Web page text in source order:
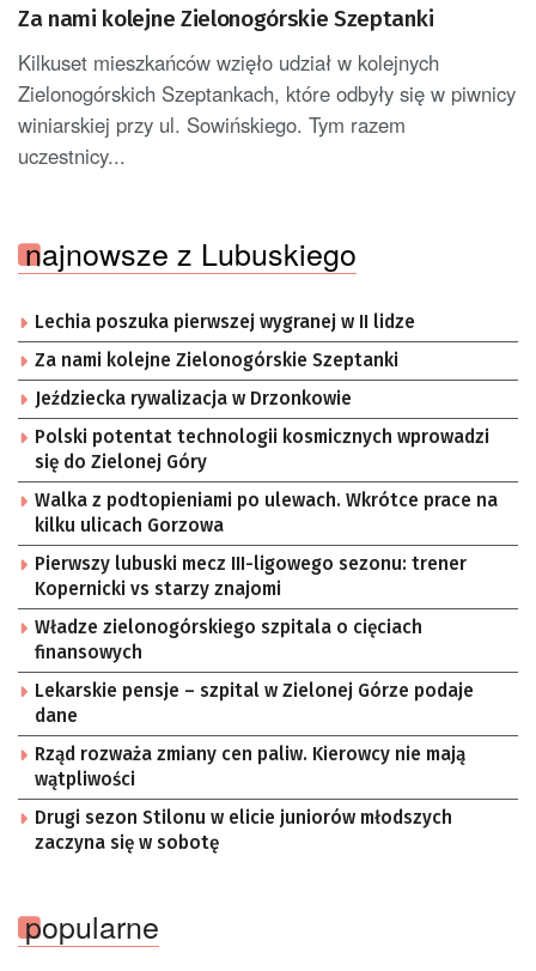
Za nami kolejne Zielonogórskie Szeptanki
Kilkuset mieszkańców wzięło udział w kolejnych
Zielonogórskich Szeptankach, które odbyły się w piwnicy
winiarskiej przy ul. Sowińskiego. Tym razem
uczestnicy...
najnowsze z Lubuskiego
Lechia poszuka pierwszej wygranej w II lidze
Za nami kolejne Zielonogórskie Szeptanki
Jeździecka rywalizacja w Drzonkowie
Polski potentat technologii kosmicznych wprowadzi
się do Zielonej Góry
Walka z podtopieniami po ulewach. Wkrótce prace na
kilku ulicach Gorzowa
Pierwszy lubuski mecz III-ligowego sezonu: trener
Kopernicki vs starzy znajomi
Władze zielonogórskiego szpitala o cięciach
finansowych
Lekarskie pensje – szpital w Zielonej Górze podaje
dane
Rząd rozważa zmiany cen paliw. Kierowcy nie mają
wątpliwości
Drugi sezon Stilonu w elicie juniorów młodszych
zaczyna się w sobotę
popularne